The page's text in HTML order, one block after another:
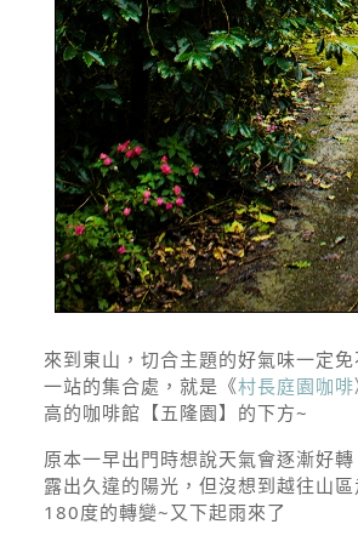
來到東山，切合主題的好氣味一定
一站的集合處，就是《村長庭園咖啡
高的咖啡館【五隆園】的下方~
原本一早出門時想說天氣會逐漸好
露出久違的陽光，但沒想到越往山
180度的轉變~又下起雨來了